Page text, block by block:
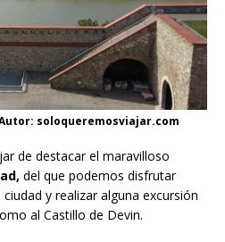
soloqueremosviajar.com
de destacar el maravilloso
del que podemos disfrutar
y realizar alguna excursión
al Castillo de Devin.